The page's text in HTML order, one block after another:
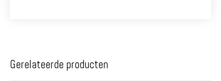
Gerelateerde producten